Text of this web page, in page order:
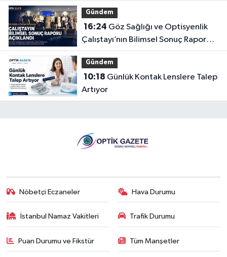
Gündem
16:24
Çalıştayı’nın Bilimsel Sonuç Raporu
Açıklandı
Gündem
10:18
Artıyor
Nöbetçi Eczaneler Hava Durumu
İstanbul Namaz Vakitleri Trafik Durumu
Puan Durumu ve Fikstür Tüm Manşetler